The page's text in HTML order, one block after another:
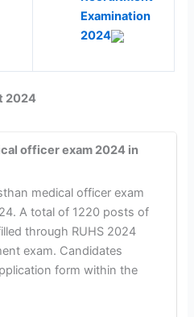
Examination
2024
2024
officer exam 2024 in
medical officer exam
A total of 1220 posts of
through RUHS 2024
exam. Candidates
form within the